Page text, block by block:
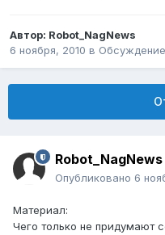
Автор: Robot_NagNews
6 ноября, 2010 в Обсуждение
Robot_NagNews
Опубликовано 6
Материал:
Чего только не придумают